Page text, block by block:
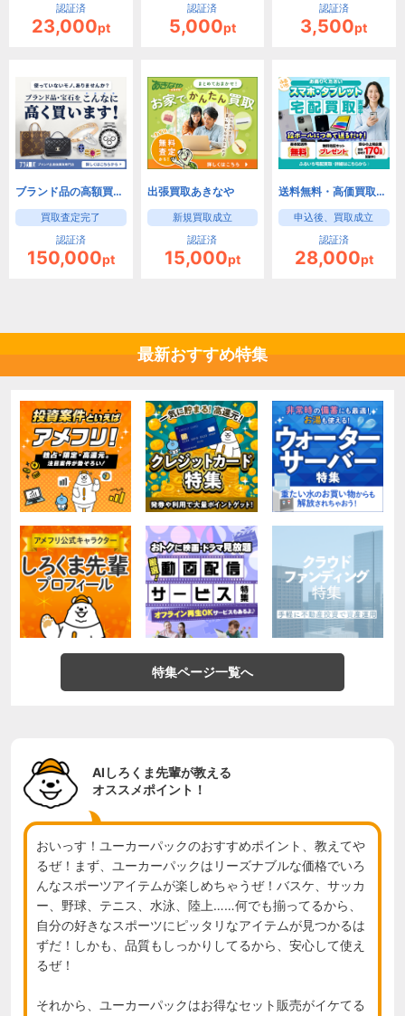
認証済
23,000pt
認証済
5,000pt
認証済
3,500pt
ブランド品の高額買取専門店【ブラリバ】
買取査定完了
認証済
150,000pt
出張買取あきなや
新規買取成立
認証済
15,000pt
送料無料・高価買取！スマホ・タブレットの宅配買取【古本市場（ふるいち）スマホ買取】
申込後、買取成立
認証済
28,000pt
最新おすすめ特集
特集ページ一覧へ
AIしろくま先輩が教える
オススメポイント！
おいっす！ユーカーパックのおすすめポイント、教えてや
るぜ！まず、ユーカーパックはリーズナブルな価格でいろ
んなスポーツアイテムが楽しめちゃうぜ！バスケ、サッカ
ー、野球、テニス、水泳、陸上……何でも揃ってるから、
自分の好きなスポーツにピッタリなアイテムが見つかるは
ずだ！しかも、品質もしっかりしてるから、安心して使え
るぜ！
それから、ユーカーパックはお得なセット販売がイケてる